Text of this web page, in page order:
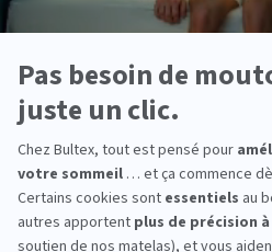
Équipez toute la famille avec
adaptées à chaque âge et
couchage d’appoint,
un confort fiable nuit après
*Marque la plus détenue : 18
interrogées de février 2019 à
DARTY LURE :
avant d’acheter
Venez comparer les conforts